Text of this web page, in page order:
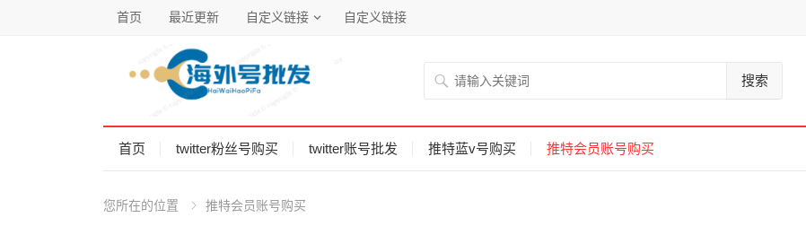
首页 最近更新 自定义链接 自定义链接
搜索
首页 twitter粉丝号购买 twitter账号批发 推特蓝v号购买 推特会员账号购买
您所在的位置 推特会员账号购买